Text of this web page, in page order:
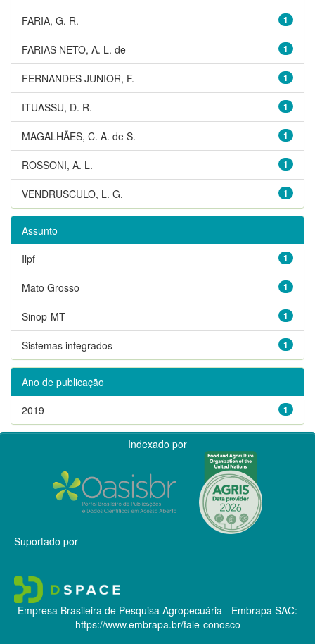
1
FARIA, G. R.
1
FARIAS NETO, A. L. de
1
FERNANDES JUNIOR, F.
1
ITUASSU, D. R.
1
MAGALHÃES, C. A. de S.
1
ROSSONI, A. L.
1
VENDRUSCULO, L. G.
Assunto
1
Ilpf
1
Mato Grosso
1
Sinop-MT
1
Sistemas integrados
Ano de publicação
1
2019
Indexado por
Suportado por
Empresa Brasileira de Pesquisa Agropecuária - Embrapa SAC:
https://www.embrapa.br/fale-conosco